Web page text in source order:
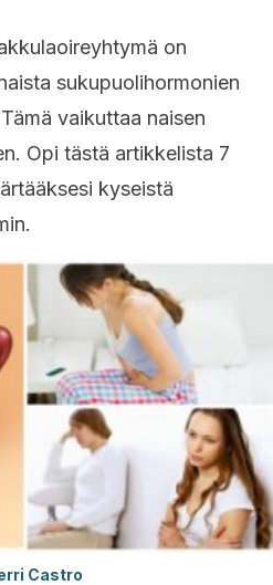
on
sukupuolihormonien
vaikuttaa naisen
Opi tästä artikkelista 7
kyseistä
Castro